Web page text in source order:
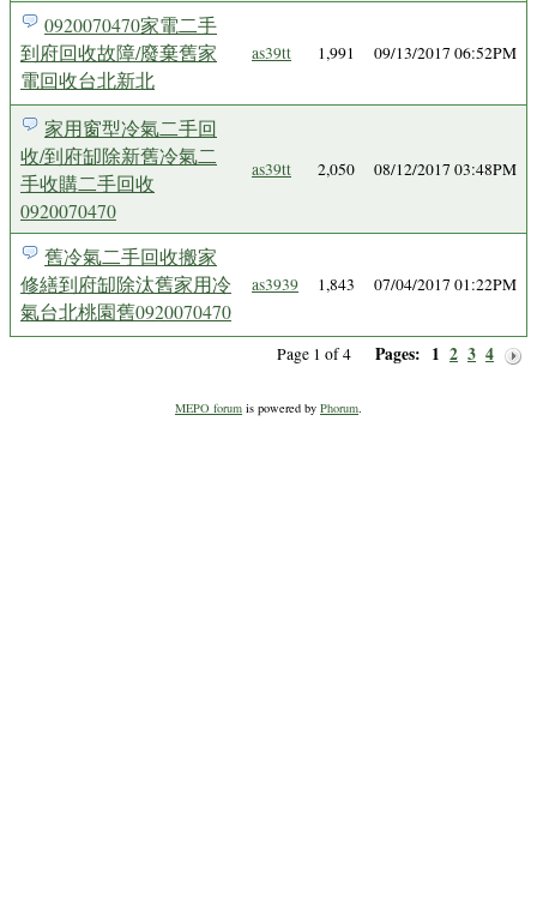
0920070470家電二手
到府回收故障/廢棄舊家
電回收台北新北
as39tt 1,991 09/13/2017 06:52PM
家用窗型冷氣二手回
收/到府缷除新舊冷氣二
手收購二手回收
0920070470
as39tt 2,050 08/12/2017 03:48PM
舊冷氣二手回收搬家
修繕到府缷除汰舊家用冷
氣台北桃園舊0920070470
as3939 1,843 07/04/2017 01:22PM
Page 1 of 4 Pages: 1 2 3 4
MEPO forum is powered by Phorum.